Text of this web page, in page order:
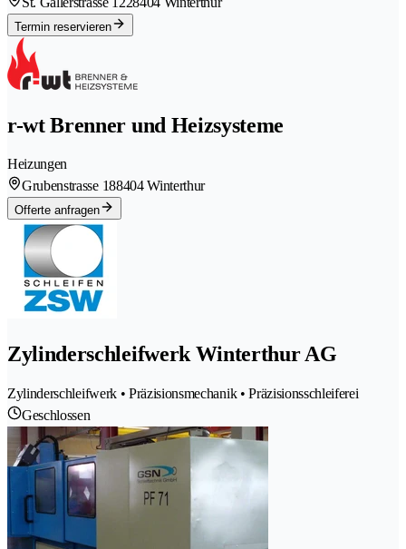
Termin reservieren
r-wt Brenner und Heizsysteme
Heizungen
Grubenstrasse 188404 Winterthur
Offerte anfragen
Zylinderschleifwerk Winterthur AG
Zylinderschleifwerk • Präzisionsmechanik • Präzisionsschleiferei
Geschlossen